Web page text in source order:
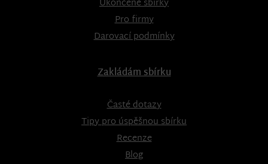
Pro firmy
Darovací podmínky
Zakládám sbírku
Časté dotazy
Tipy pro úspěšnou sbírku
Recenze
Blog